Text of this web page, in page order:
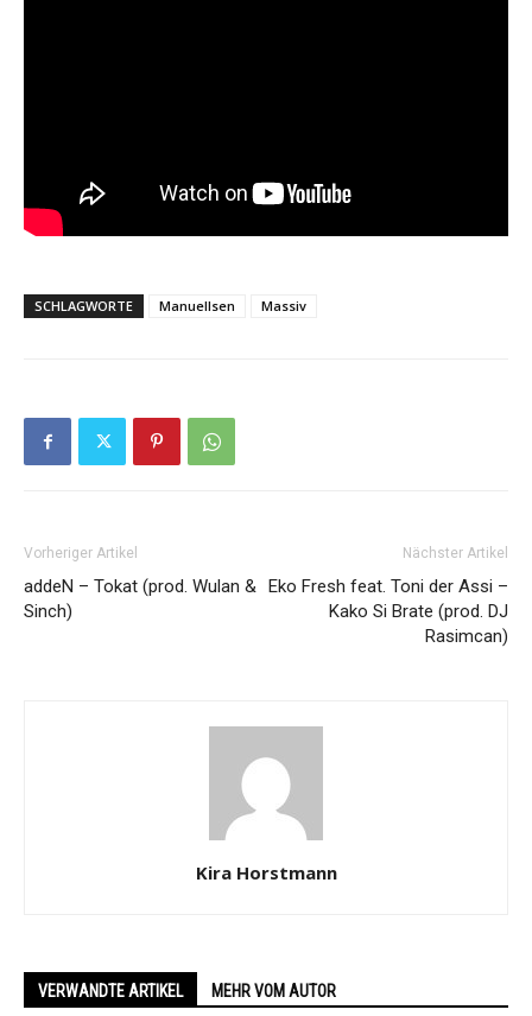
SCHLAGWORTE Manuellsen Massiv
Vorheriger Artikel
addeN – Tokat (prod. Wulan &
Sinch)
Nächster Artikel
Eko Fresh feat. Toni der Assi –
Kako Si Brate (prod. DJ
Rasimcan)
Kira Horstmann
VERWANDTE ARTIKEL MEHR VOM AUTOR